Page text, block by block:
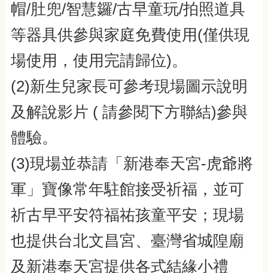
帽/肚兜/智慧鑼/古早童玩/拍照道具
等器具供參與家庭免費使用(僅供現
場使用，使用完請歸位)。
(2)新生兒家長可參考現場圖示說明
及解說影片 ( 請參閱下方聯結)參與
體驗。
(3)現場並恭請「新港奉天宮-虎爺將
軍」寶像常年駐館接受祈福，並可
祈古早平安符福祐孩童平安；現場
也提供台北文昌宮、臺灣省城隍廟
及新港奉天宮提供各式結緣小禮